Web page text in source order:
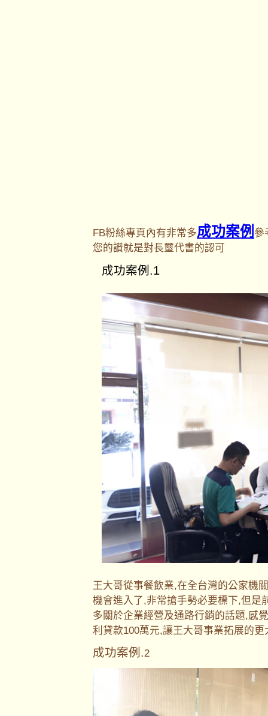
FB粉絲專頁內有非常多成功案例 參
您的讚就是對長璽代書的認可
成功案例.1
王大哥從事餐飲業,在全台灣的公家機
機會進入了,非常搶手勢必要標下,但是
多關於企業經營及通路行銷的話題,感
利貸款100萬元,讓王大哥事業拓展的
成功案例.2